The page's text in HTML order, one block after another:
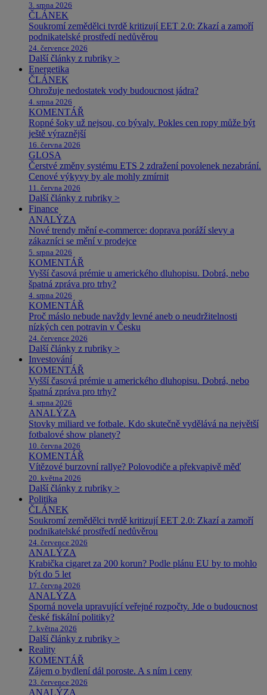
3. srpna 2026
ČLÁNEK
Soukromí zemědělci tvrdě kritizují EET 2.0: Zkazí a zamoří
podnikatelské prostředí nedůvěrou
24. července 2026
Další články z rubriky >
Energetika
ČLÁNEK
Ohrožuje nedostatek vody budoucnost jádra?
4. srpna 2026
KOMENTÁŘ
Ropné šoky už nejsou, co bývaly. Pokles cen ropy může být
ještě výraznější
16. června 2026
GLOSA
Čerstvé změny systému ETS 2 zdražení povolenek nezabrání.
Cenové výkyvy by ale mohly zmírnit
11. června 2026
Další články z rubriky >
Finance
ANALÝZA
Nové trendy mění e-commerce: doprava poráží slevy a
zákazníci se mění v prodejce
5. srpna 2026
KOMENTÁŘ
Vyšší časová prémie u amerického dluhopisu. Dobrá, nebo
špatná zpráva pro trhy?
4. srpna 2026
KOMENTÁŘ
Proč máslo nebude navždy levné aneb o neudržitelnosti
nízkých cen potravin v Česku
24. července 2026
Další články z rubriky >
Investování
KOMENTÁŘ
Vyšší časová prémie u amerického dluhopisu. Dobrá, nebo
špatná zpráva pro trhy?
4. srpna 2026
ANALÝZA
Stovky miliard ve fotbale. Kdo skutečně vydělává na největší
fotbalové show planety?
10. června 2026
KOMENTÁŘ
Vítězové burzovní rallye? Polovodiče a překvapivě měď
20. května 2026
Další články z rubriky >
Politika
ČLÁNEK
Soukromí zemědělci tvrdě kritizují EET 2.0: Zkazí a zamoří
podnikatelské prostředí nedůvěrou
24. července 2026
ANALÝZA
Krabička cigaret za 200 korun? Podle plánu EU by to mohlo
být do 5 let
17. června 2026
ANALÝZA
Sporná novela upravující veřejné rozpočty. Jde o budoucnost
české fiskální politiky?
7. května 2026
Další články z rubriky >
Reality
KOMENTÁŘ
Zájem o bydlení dál poroste. A s ním i ceny
23. července 2026
ANALÝZA